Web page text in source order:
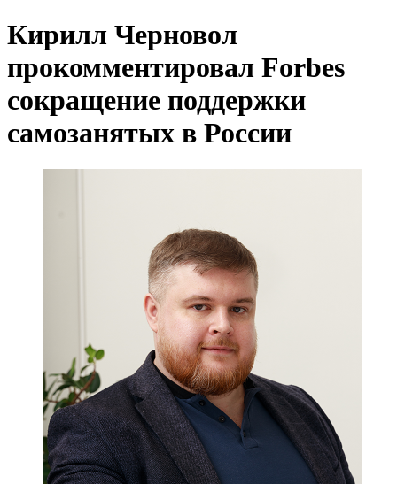
Кирилл Черновол
прокомментировал Forbes
сокращение поддержки
самозанятых в России